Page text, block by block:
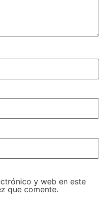
y web en este
que comente.